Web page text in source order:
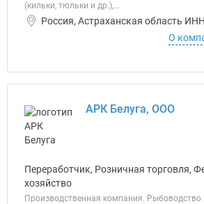
(кильки, тюльки и др.),...
Россия, Астраханская область
О
АРК Белуга, ООО
Переработчик, Розничная торговля,
хозяйство
Производственная компания. Рыбоводство